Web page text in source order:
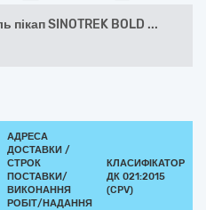
пікап SINOTREK BOLD ...
АДРЕСА
ДОСТАВКИ /
СТРОК
ПОСТАВКИ/
ВИКОНАННЯ
РОБІТ/НАДАННЯ
КЛАСИФІКАТОР
ДК 021:2015
(CPV)